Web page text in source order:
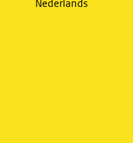
Nederlands